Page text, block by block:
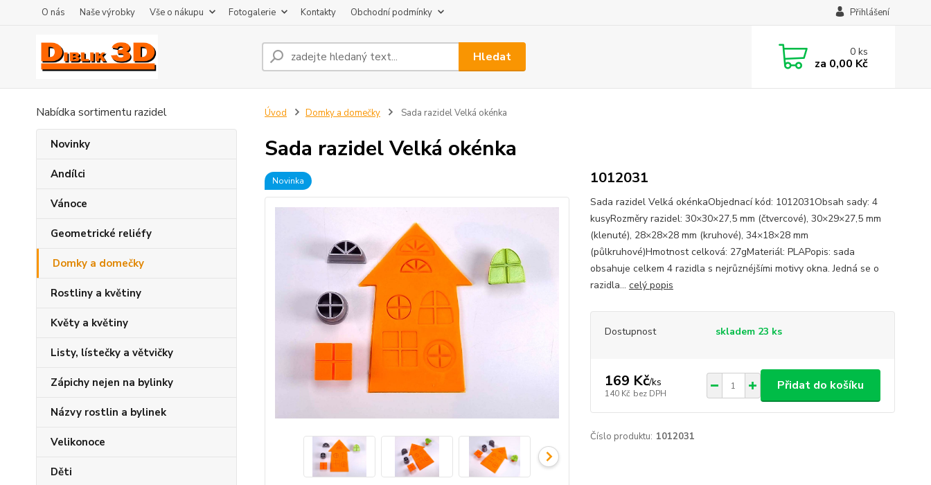
O nás Naše výrobky Vše o nákupu Fotogalerie Kontakty Obchodní podmínky Přihlášení
Hledat 0ks
za 0,00 Kč
Nabídka sortimentu razidel
Novinky
Andílci
Vánoce
Geometrické reliéfy
Domky a domečky
Rostliny a květiny
Květy a květiny
Listy, lístečky a větvičky
Zápichy nejen na bylinky
Názvy rostlin a bylinek
Velikonoce
Děti
Úvod Domky a domečky Sada razidel Velká okénka
Sada razidel Velká okénka
Novinka 1012031
Sada razidel Velká okénkaObjednací kód: 1012031Obsah sady: 4
kusyRozměry razidel: 30×30×27,5 mm (čtvercové), 30×29×27,5 mm
(klenuté), 28×28×28 mm (kruhové), 34×18×28 mm
(půlkruhové)Hmotnost celková: 27gMateriál: PLAPopis: sada
obsahuje celkem 4 razidla s nejrůznéjšími motivy okna. Jedná se o
razidla... celý popis
Dostupnost skladem 23 ks
169 Kč/ks
140 Kč bez DPH
Přidat do košíku
Číslo produktu: 1012031